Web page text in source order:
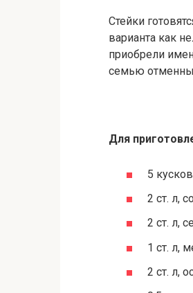
Стейки
варианта как
приобрели
семью
Для
5
2 ст. л,
2 ст. л,
1 ст. л,
2 ст. л,